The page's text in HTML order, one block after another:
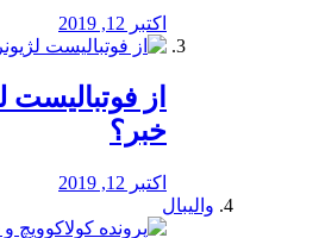
اکتبر 12, 2019
از
خبر؟
اکتبر 12, 2019
والیبال